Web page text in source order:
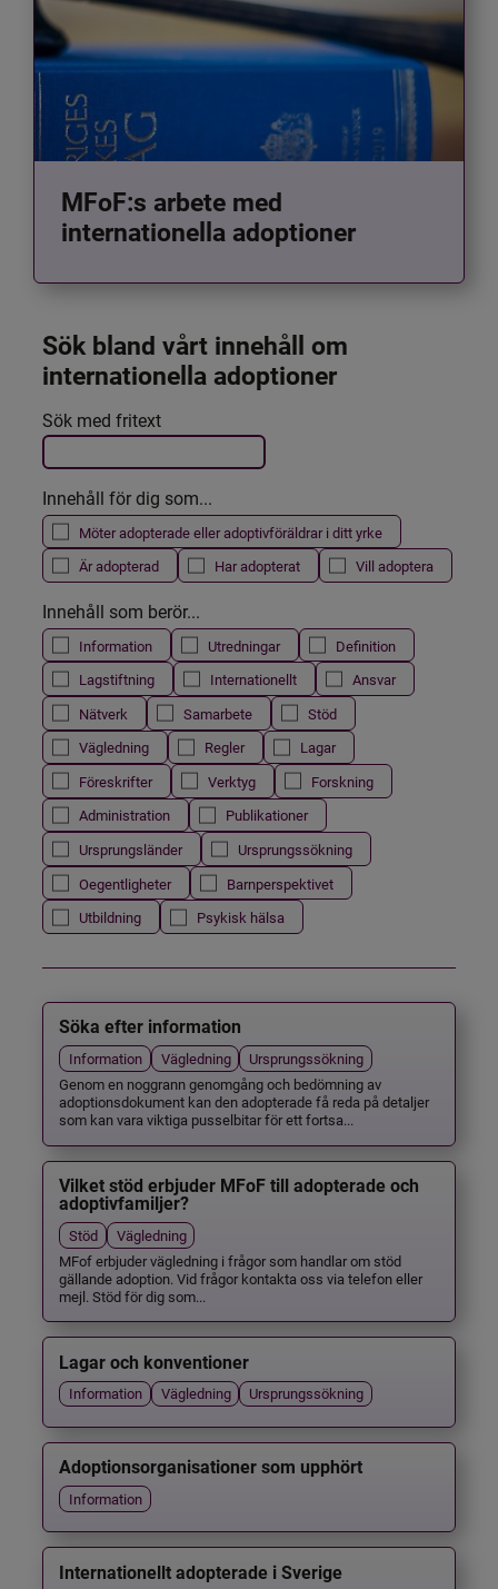
MFoF:s arbete med
internationella adoptioner
Sök bland vårt innehåll om
internationella adoptioner
Filtrera resultatet
Det här formuläret postas automatiskt
Sök med fritext
Innehåll för dig som...
Möter adopterade eller adoptivföräldrar i ditt yrke
Är adopterad
Har adopterat Vill adoptera
Innehåll som berör...
Information Utredningar
Definition
Lagstiftning
Internationellt
Ansvar
Nätverk
Samarbete
Stöd
Vägledning
Regler
Lagar
Föreskrifter
Verktyg
Forskning
Administration
Publikationer
Ursprungsländer
Ursprungssökning
Oegentligheter
Barnperspektivet
Utbildning
Psykisk hälsa
Söka efter information
Information Vägledning
Ursprungssökning
Genom en noggrann genomgång och bedömning av
adoptionsdokument kan den adopterade få reda på detaljer
som kan vara viktiga pusselbitar för ett fortsa...
Vilket stöd erbjuder MFoF till adopterade och
adoptivfamiljer?
Stöd
Vägledning
MFof erbjuder vägledning i frågor som handlar om stöd
gällande adoption. Vid frågor kontakta oss via telefon eller
mejl. Stöd för dig som...
Lagar och konventioner
Information Vägledning Ursprungssökning
Adoptionsorganisationer som upphört
Information
Internationellt adopterade i Sverige